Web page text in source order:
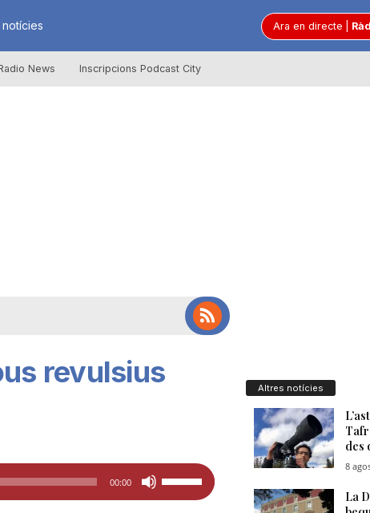
notícies Ara en directe
News Inscripcions Podcast City
revulsius
00:00
Feu
servir
Altres notícies